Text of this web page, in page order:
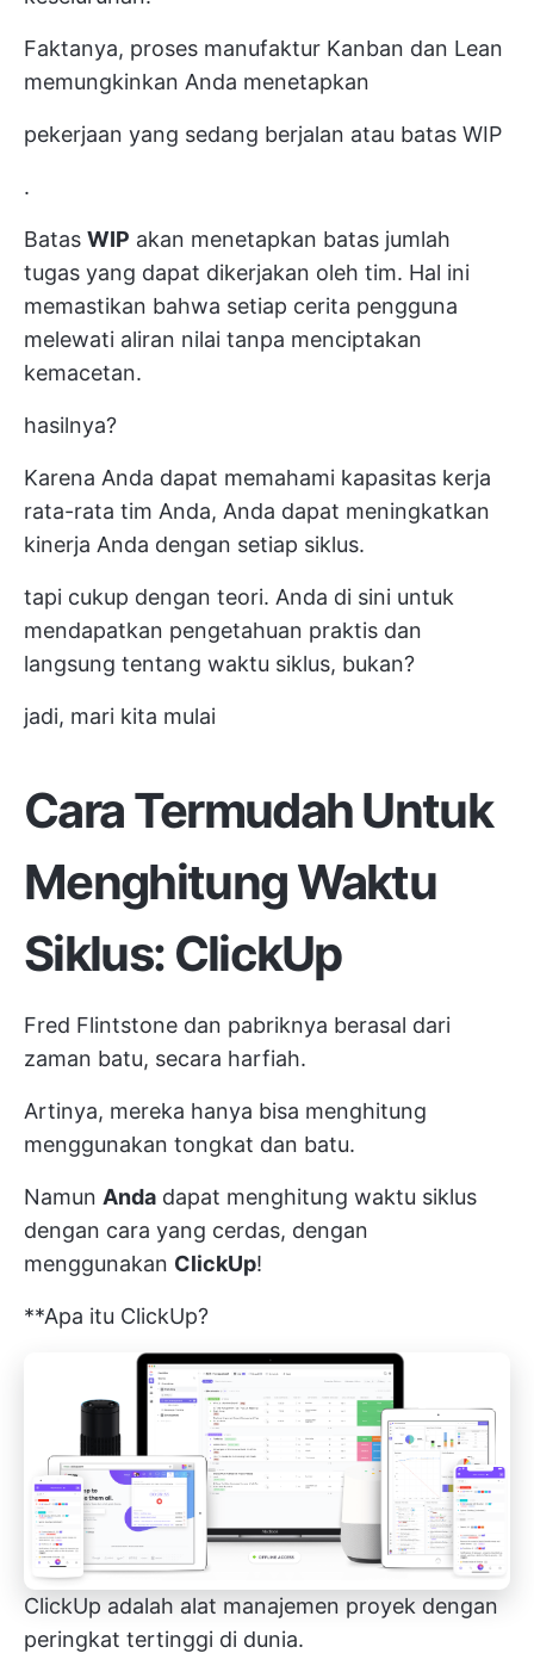
Faktanya, proses manufaktur Kanban dan Lean
memungkinkan Anda menetapkan
pekerjaan yang sedang berjalan atau batas WIP
.
Batas WIP akan menetapkan batas jumlah
tugas yang dapat dikerjakan oleh tim. Hal ini
memastikan bahwa setiap cerita pengguna
melewati aliran nilai tanpa menciptakan
kemacetan.
hasilnya?
Karena Anda dapat memahami kapasitas kerja
rata-rata tim Anda, Anda dapat meningkatkan
kinerja Anda dengan setiap siklus.
tapi cukup dengan teori. Anda di sini untuk
mendapatkan pengetahuan praktis dan
langsung tentang waktu siklus, bukan?
jadi, mari kita mulai
Cara Termudah Untuk
Menghitung Waktu
Siklus: ClickUp
Fred Flintstone dan pabriknya berasal dari
zaman batu, secara harfiah.
Artinya, mereka hanya bisa menghitung
menggunakan tongkat dan batu.
Namun Anda dapat menghitung waktu siklus
dengan cara yang cerdas, dengan
menggunakan ClickUp!
**Apa itu ClickUp?
ClickUp adalah alat manajemen proyek dengan
peringkat tertinggi di dunia.